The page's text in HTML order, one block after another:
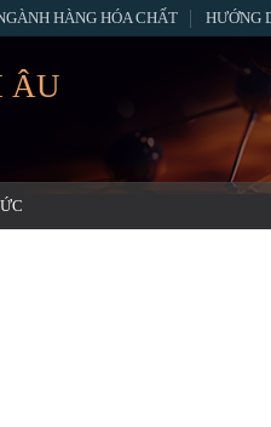
HÀNG HÓA CHẤT HƯỚNG
ÂU